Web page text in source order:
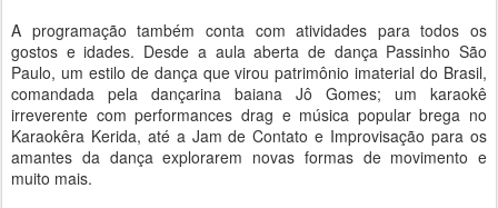
A programação também conta com atividades para todos os
gostos e idades. Desde a aula aberta de dança Passinho São
Paulo, um estilo de dança que virou patrimônio imaterial do Brasil,
comandada pela dançarina baiana Jô Gomes; um karaokê
irreverente com performances drag e música popular brega no
Karaokêra Kerida, até a Jam de Contato e Improvisação para os
amantes da dança explorarem novas formas de movimento e
muito mais.